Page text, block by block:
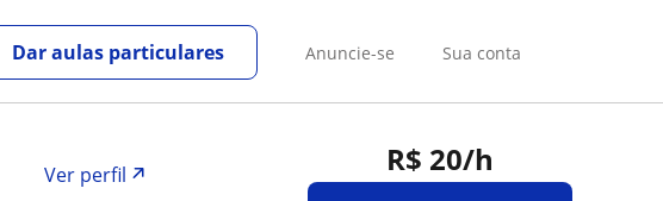
Anuncie-se Sua conta
Dar aulas particulares
R$ 20/h
Ver perfil